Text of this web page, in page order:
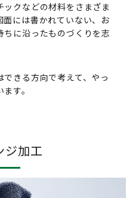
クなどの材料をさまざま
面には書かれていない、お
に沿ったものづくりを志
きる方向で考えて、やっ
す。
ジ加工